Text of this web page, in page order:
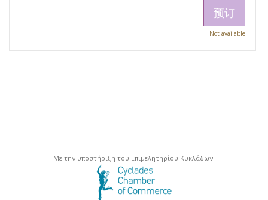
预订
Not available
Με την υποστήριξη του Επιμελητηρίου Κυκλάδων.